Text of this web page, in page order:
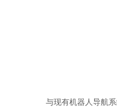
与现有机器人导航系统